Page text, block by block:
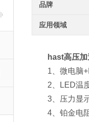
品牌
应用领域
hast高压
1、微电脑
2、LED温度
3、压力显
4、铂金电阻